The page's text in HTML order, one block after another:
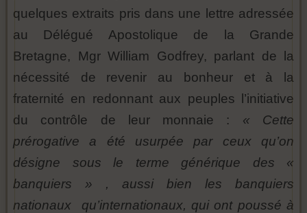
quelques extraits pris dans une lettre adressée
au Délégué Apostolique de la Grande
Bretagne, Mgr William Godfrey, parlant de la
nécessité de revenir au bonheur et à la
fraternité en redonnant aux peuples l’initiative
du contrôle de leur monnaie : « Cette
prérogative a été usurpée par ceux qu’on
désigne sous le terme générique des «
banquiers » , aussi bien les banquiers
nationaux qu’internationaux, qui ont poussé à